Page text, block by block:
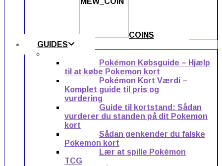
COINS
GUIDES
Pokémon Købsguide – Hjælp
til at købe Pokemon kort
Pokémon Kort Værdi –
Komplet guide til pris og
vurdering
Guide til kortstand: Sådan
vurderer du standen på dit Pokemon
kort
Sådan genkender du falske
Pokemon kort
Lær at spille Pokémon
TCG